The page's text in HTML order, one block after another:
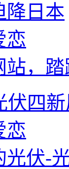
降日本
恋
站，
伏四
恋
光伏-